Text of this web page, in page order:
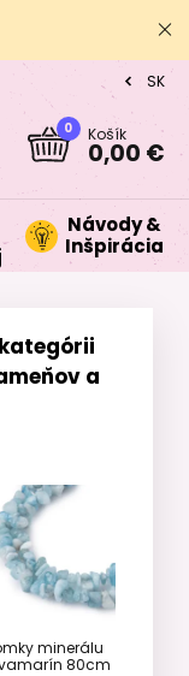
CZ
SK
0 Košík
0,00 €
Návody &
Inšpirácia
a
minerálu
80cm